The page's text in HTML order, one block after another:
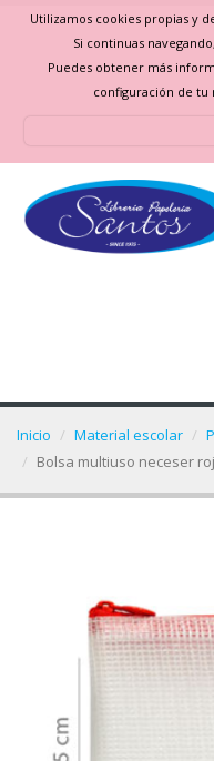
Utilizamos cookies propias y
Si continuas
Puedes obtener más
configuración de tu
Inicio Material escolar
Bolsa multiuso neceser